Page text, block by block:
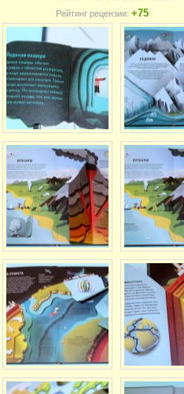
Рейтинг рецензии: +75